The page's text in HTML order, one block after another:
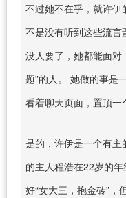
不过她不在乎，就许
不是没有听到这些流
没人要了，她都能面对
题”的人。 她做的事是
看着聊天页面，置顶一
是的，许伊是一个有
的主人程浩在22岁的
好“女大三，抱金砖”，